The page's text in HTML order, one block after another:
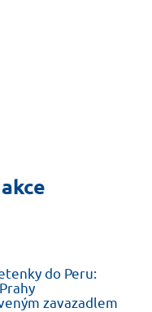
do Peru:
zavazadlem